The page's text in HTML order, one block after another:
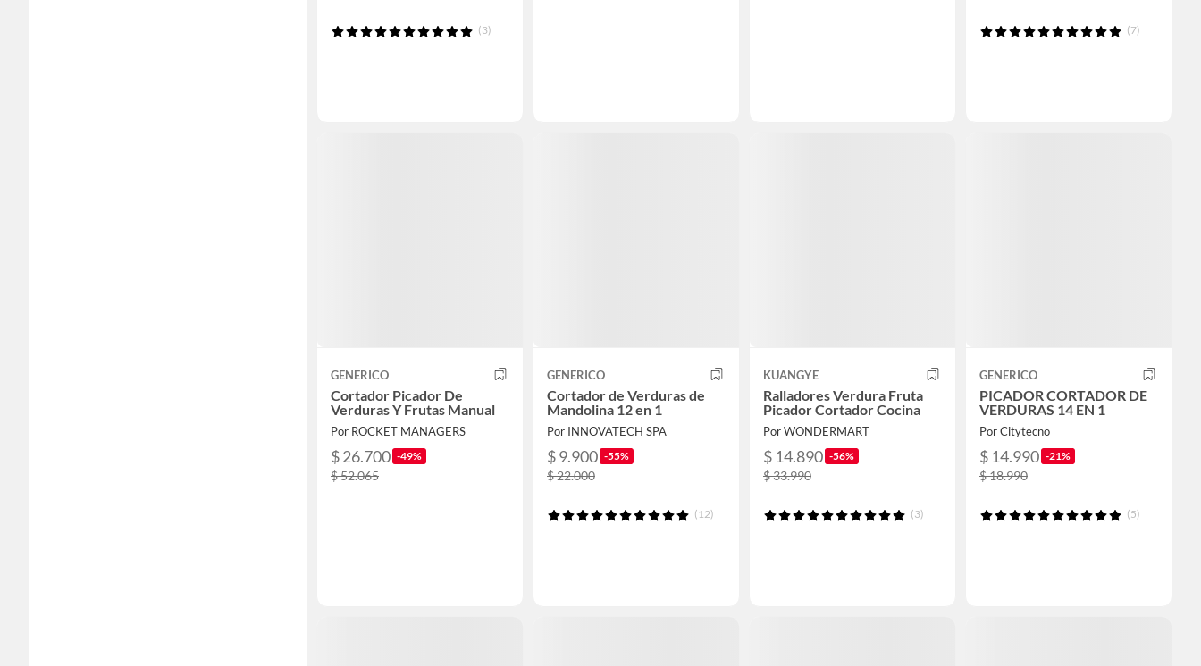
(3) (7)
GENERICO
Cortador Picador De
Verduras Y Frutas Manual
Por ROCKET MANAGERS
$ 26.700 -49%
$ 52.065
GENERICO
Cortador de Verduras de
Mandolina 12 en 1
Por INNOVATECH SPA
$ 9.900 -55%
$ 22.000
(12)
KUANGYE
Ralladores Verdura Fruta
Picador Cortador Cocina
Por WONDERMART
$ 14.890 -56%
$ 33.990
(3)
GENERICO
PICADOR CORTADOR DE
VERDURAS 14 EN 1
Por Citytecno
$ 14.990 -21%
$ 18.990
(5)